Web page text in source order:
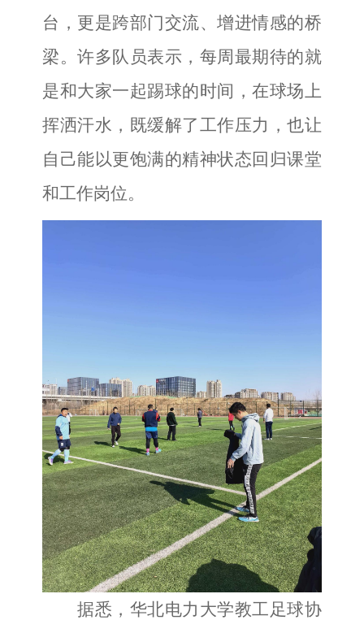
台，更是跨部门交流、增进情感的桥
梁。许多队员表示，每周最期待的就
是和大家一起踢球的时间，在球场上
挥洒汗水，既缓解了工作压力，也让
自己能以更饱满的精神状态回归课堂
和工作岗位。
据悉，华北电力大学教工足球协